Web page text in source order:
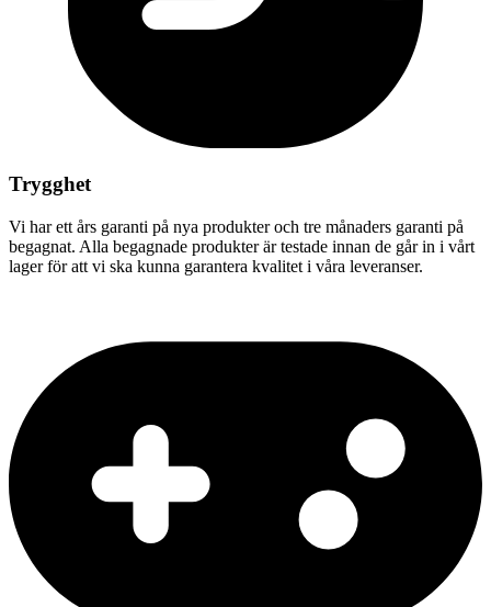
Trygghet
Vi har ett års garanti på nya produkter och tre månaders garanti på
begagnat. Alla begagnade produkter är testade innan de går in i vårt
lager för att vi ska kunna garantera kvalitet i våra leveranser.